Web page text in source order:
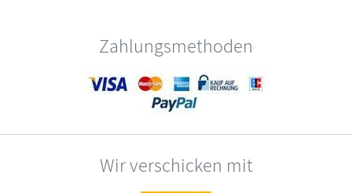
Zahlungsmethoden
Wir verschicken mit